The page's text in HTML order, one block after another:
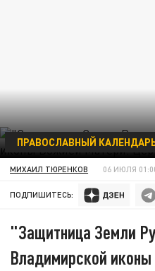
ПРАВОСЛАВНЫЙ
МИХАИЛ ТЮРЕНКОВ 06 ИЮЛЯ
ПОДПИШИТЕСЬ:
"Защитница Земли
Владимирской